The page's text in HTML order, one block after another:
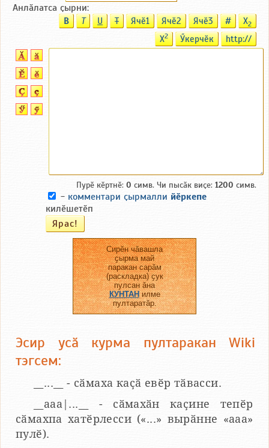
Анлӑлатса ҫырни:
B T U T Ячӗ1 Ячӗ2 Ячӗ3 # X2
X2 Ӳкерчӗк http://
Пурӗ кӗртнӗ: 0 симв. Чи пысӑк виҫе: 1200 симв.
- комментари ҫырмалли йӗркепе
килӗшетӗп
Сирӗн чӑвашла
ҫырма май
паракан сарӑм
(раскладка) ҫук
пулсан ӑна
КУНТАНилме
пултаратӑр.
Эсир усӑ курма пултаракан Wiki
тэгсем:
__...__ - сӑмаха каҫӑ евӗр тӑвасси.
__aaa|...__ - сӑмахӑн каҫине тепӗр
сӑмахпа хатӗрлесси («...» вырӑнне «ааа»
пулӗ).